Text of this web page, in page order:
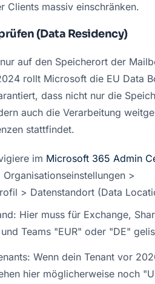
Clients massiv einschränken.
(Data Residency)
auf den Speicherort der
rollt Microsoft die EU Data
dass nicht nur die
auch die Verarbeitung
stattfindet.
im Microsoft 365 Admin
Organisationseinstellungen >
> Datenstandort (Data
Hier muss für Exchange,
Teams "EUR" oder "DE"
Wenn dein Tenant vor
hier möglicherweise noch